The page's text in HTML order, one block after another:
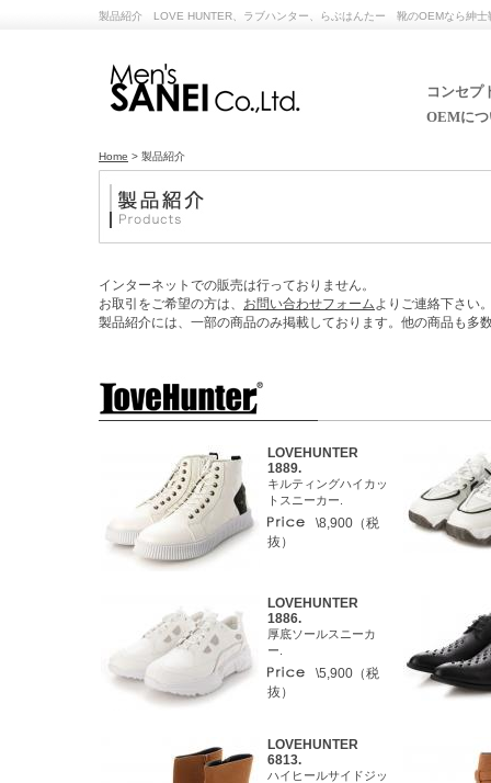
製品紹介 LOVE HUNTER、ラブハンター、らぶはんたー 靴のOEMなら紳士
コンセプ
OEMにつ
Home > 製品紹介
インターネットでの販売は行っておりません。
お取引をご希望の方は、 お問い合わせフォームよりご連絡下さい
製品紹介には、一部の商品のみ掲載しております。他の商品も多
LOVEHUNTER
1889.
キルティングハイカッ
トスニーカー.
\8,900（税
抜）
LOVEHUNTER
1886.
厚底ソールスニーカ
ー.
\5,900（税
抜）
LOVEHUNTER
6813.
ハイヒールサイドジッ